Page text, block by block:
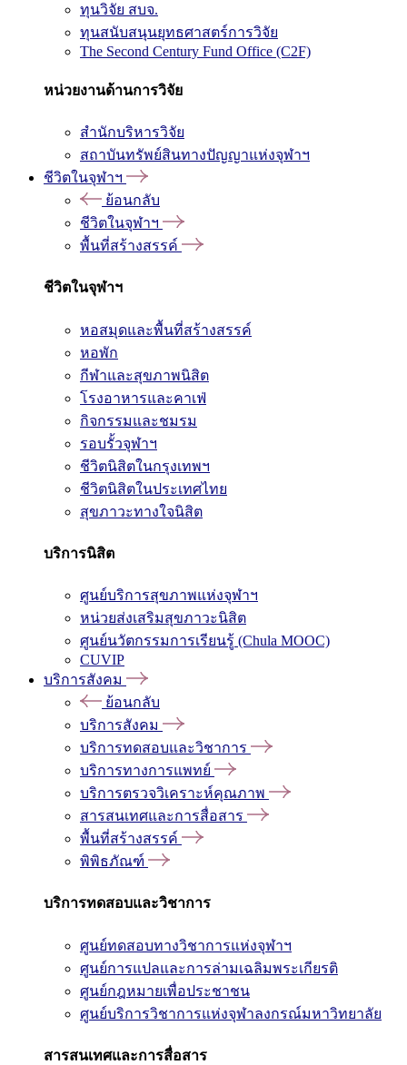
ทุนวิจัย สบจ.
ทุนสนับสนุนยุทธศาสตร์การวิจัย
The Second Century Fund Office (C2F)
หน่วยงานด้านการวิจัย
สำนักบริหารวิจัย
สถาบันทรัพย์สินทางปัญญาแห่งจุฬาฯ
ชีวิตในจุฬาฯ
ย้อนกลับ
ชีวิตในจุฬาฯ
พื้นที่สร้างสรรค์
ชีวิตในจุฬาฯ
หอสมุดและพื้นที่สร้างสรรค์
หอพัก
กีฬาและสุขภาพนิสิต
โรงอาหารและคาเฟ่
กิจกรรมและชมรม
รอบรั้วจุฬาฯ
ชีวิตนิสิตในกรุงเทพฯ
ชีวิตนิสิตในประเทศไทย
สุขภาวะทางใจนิสิต
บริการนิสิต
ศูนย์บริการสุขภาพแห่งจุฬาฯ
หน่วยส่งเสริมสุขภาวะนิสิต
ศูนย์นวัตกรรมการเรียนรู้ (Chula MOOC)
CUVIP
บริการสังคม
ย้อนกลับ
บริการสังคม
บริการทดสอบและวิชาการ
บริการทางการแพทย์
บริการตรวจวิเคราะห์คุณภาพ
สารสนเทศและการสื่อสาร
พื้นที่สร้างสรรค์
พิพิธภัณฑ์
บริการทดสอบและวิชาการ
ศูนย์ทดสอบทางวิชาการแห่งจุฬาฯ
ศูนย์การแปลและการล่ามเฉลิมพระเกียรติ
ศูนย์กฎหมายเพื่อประชาชน
ศูนย์บริการวิชาการแห่งจุฬาลงกรณ์มหาวิทยาลัย
สารสนเทศและการสื่อสาร